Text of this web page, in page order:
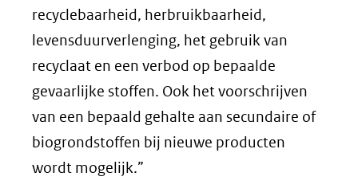
recyclebaarheid, herbruikbaarheid,
levensduurverlenging, het gebruik van
recyclaat en een verbod op bepaalde
gevaarlijke stoffen. Ook het voorschrijven
van een bepaald gehalte aan secundaire of
biogrondstoffen bij nieuwe producten
wordt mogelijk.”